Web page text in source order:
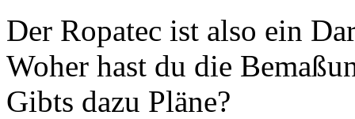
Der Ropatec ist also ein
Woher hast du die
Gibts dazu Pläne?